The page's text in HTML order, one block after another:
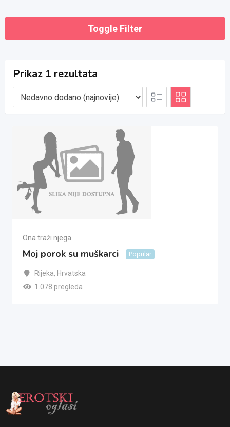
Toggle Filter
Prikaz 1 rezultata
Ona traži njega
Moj porok su muškarci Popular
Rijeka, Hrvatska
1.078 pregleda